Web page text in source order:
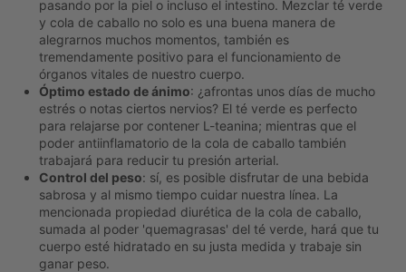
pasando por la piel o incluso el intestino. Mezclar té verde
y cola de caballo no solo es una buena manera de
alegrarnos muchos momentos, también es
tremendamente positivo para el funcionamiento de
órganos vitales de nuestro cuerpo.
Óptimo estado de ánimo: ¿afrontas unos días de mucho
estrés o notas ciertos nervios? El té verde es perfecto
para relajarse por contener L-teanina; mientras que el
poder antiinflamatorio de la cola de caballo también
trabajará para reducir tu presión arterial.
Control del peso: sí, es posible disfrutar de una bebida
sabrosa y al mismo tiempo cuidar nuestra línea. La
mencionada propiedad diurética de la cola de caballo,
sumada al poder 'quemagrasas' del té verde, hará que tu
cuerpo esté hidratado en su justa medida y trabaje sin
ganar peso.